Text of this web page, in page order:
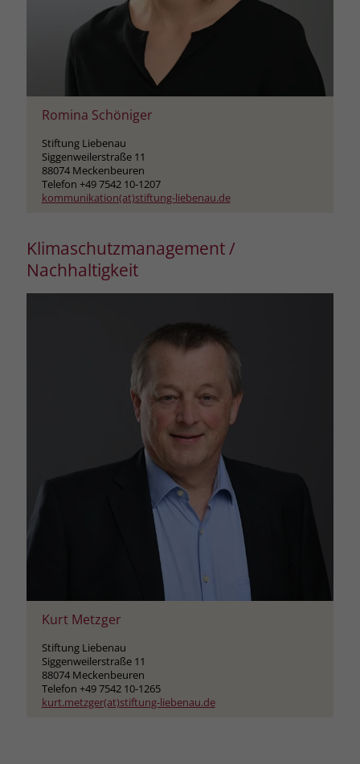
Romina Schöniger
Stiftung Liebenau
Siggenweilerstraße 11
88074 Meckenbeuren
Telefon +49 7542 10-1207
kommunikation(at)stiftung-liebenau.de
Klimaschutzmanagement /
Nachhaltigkeit
Kurt Metzger
Stiftung Liebenau
Siggenweilerstraße 11
88074 Meckenbeuren
Telefon +49 7542 10-1265
kurt.metzger(at)stiftung-liebenau.de